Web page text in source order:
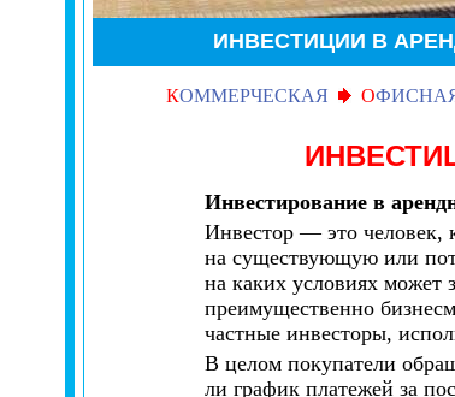
ИНВЕСТИЦИИ В
КОММЕРЧЕСКАЯ О
Инвестирование в
Инвестор — это человек,
на существующую или
на каких условиях может
преимущественно
частные инвесторы,
В целом покупатели
ли график платежей за